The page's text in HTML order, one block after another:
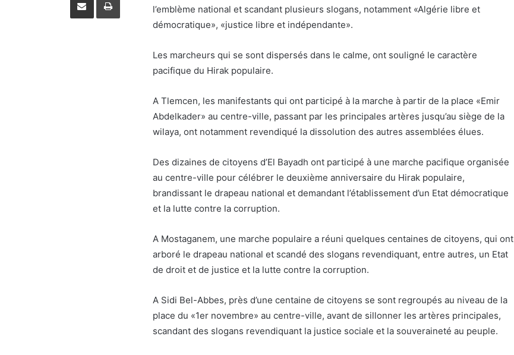
l’emblème national et scandant plusieurs slogans, notamment «Algérie libre et
démocratique», «justice libre et indépendante».
Les marcheurs qui se sont dispersés dans le calme, ont souligné le caractère
pacifique du Hirak populaire.
A Tlemcen, les manifestants qui ont participé à la marche à partir de la place «Emir
Abdelkader» au centre-ville, passant par les principales artères jusqu’au siège de la
wilaya, ont notamment revendiqué la dissolution des autres assemblées élues.
Des dizaines de citoyens d’El Bayadh ont participé à une marche pacifique organisée
au centre-ville pour célébrer le deuxième anniversaire du Hirak populaire,
brandissant le drapeau national et demandant l’établissement d’un Etat démocratique
et la lutte contre la corruption.
A Mostaganem, une marche populaire a réuni quelques centaines de citoyens, qui ont
arboré le drapeau national et scandé des slogans revendiquant, entre autres, un Etat
de droit et de justice et la lutte contre la corruption.
A Sidi Bel-Abbes, près d’une centaine de citoyens se sont regroupés au niveau de la
place du «1er novembre» au centre-ville, avant de sillonner les artères principales,
scandant des slogans revendiquant la justice sociale et la souveraineté au peuple.